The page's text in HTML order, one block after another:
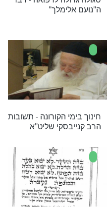
את החינוך באופן